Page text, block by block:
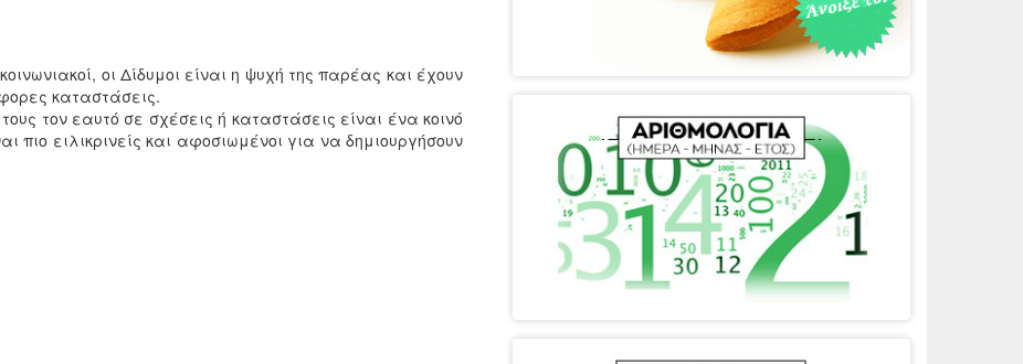
οι Δίδυμοι είναι η ψυχή της παρέας και έχουν
καταστάσεις.
τον εαυτό σε σχέσεις ή καταστάσεις είναι ένα κοινό
πιο ειλικρινείς και αφοσιωμένοι για να δημιουργήσουν